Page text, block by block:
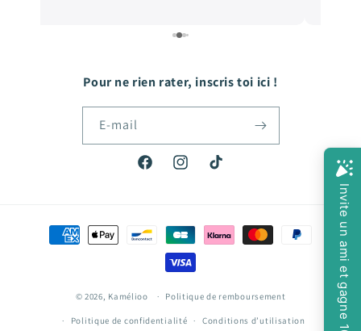
Pour ne rien rater, inscris toi ici !
E-mail
FacebookInstagramTikTok
Moyens
© 2026, Kamélioo Politique de remboursement
Politique de confidentialité Conditions d’utilisation